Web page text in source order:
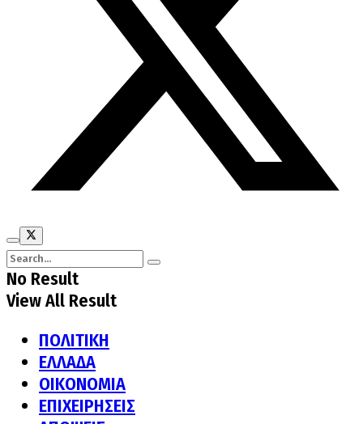
No Result
View All Result
ΠΟΛΙΤΙΚΗ
ΕΛΛΑΔΑ
ΟΙΚΟΝΟΜΙΑ
ΕΠΙΧΕΙΡΗΣΕΙΣ